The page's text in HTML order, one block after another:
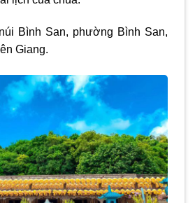
Bình San, phường Bình San,
Giang.